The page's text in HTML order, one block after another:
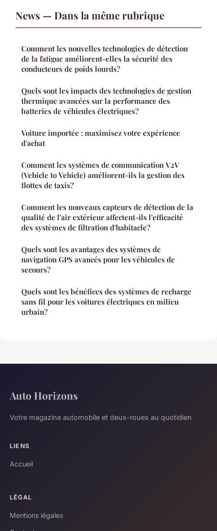
News — Dans la même rubrique
Comment les nouvelles technologies de détection
de la fatigue améliorent-elles la sécurité des
conducteurs de poids lourds?
Quels sont les impacts des technologies de gestion
thermique avancées sur la performance des
batteries de véhicules électriques?
Voiture importée : maximisez votre expérience
d'achat
Comment les systèmes de communication V2V
(Vehicle to Vehicle) améliorent-ils la gestion des
flottes de taxis?
Comment les nouveaux capteurs de détection de la
qualité de l'air extérieur affectent-ils l'efficacité
des systèmes de filtration d'habitacle?
Quels sont les avantages des systèmes de
navigation GPS avancés pour les véhicules de
secours?
Quels sont les bénéfices des systèmes de recharge
sans fil pour les voitures électriques en milieu
urbain?
Auto Horizons
Votre magazine automobile et deux-roues au quotidien
LIENS
Accueil
LÉGAL
Mentions légales